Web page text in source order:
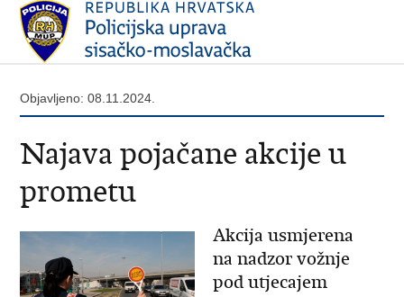
Objavljeno: 08.11.2024.
Najava pojačane akcije u
prometu
Akcija usmjerena
na nadzor vožnje
pod utjecajem